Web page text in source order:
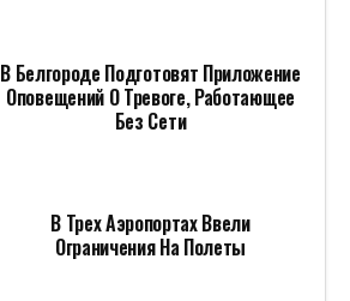
В Белгороде Подготовят Приложение
Оповещений О Тревоге, Работающее
Без Сети
В Трех Аэропортах Ввели
Ограничения На Полеты